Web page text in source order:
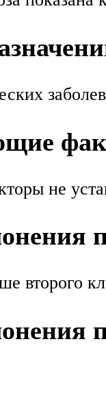
не
второго